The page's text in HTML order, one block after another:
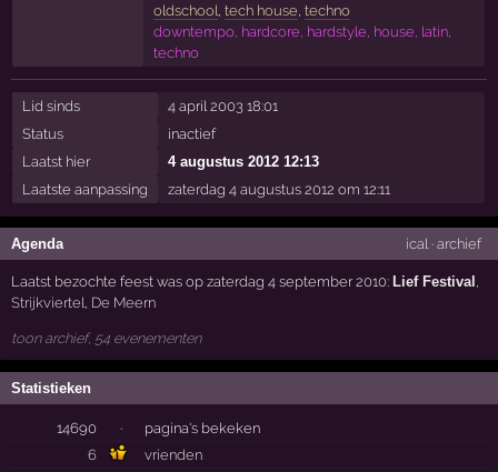
oldschool tech house techno
downtempo, hardcore, hardstyle, house, latin,
techno
Lid sinds
4 april 2003 18:01
Status
inactief
Laatst hier
4 augustus 2012 12:13
Laatste aanpassing
zaterdag 4 augustus 2012 om 12:11
Agenda ical · archief
Laatst bezochte feest was op zaterdag 4 september 2010: Lief Festival ,
Strijkviertel, De Meern
toon archief, 54 evenementen
Statistieken
14690 ·
pagina's bekeken
6
vrienden